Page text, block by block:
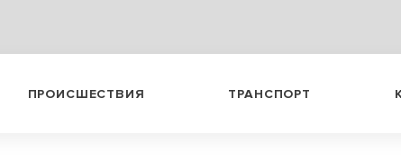
ПРОИСШЕСТВИЯ ТРАНСПОРТ